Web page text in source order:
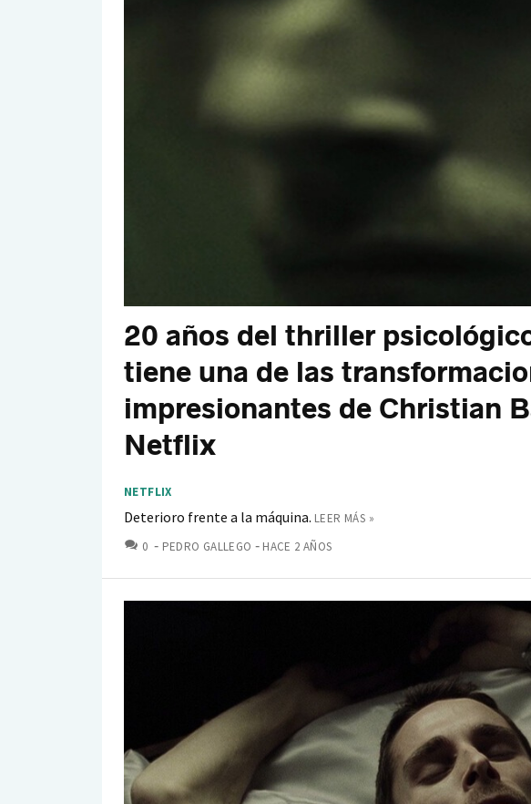
20 años del thriller
tiene una de las
impresionantes de Christian
Netflix
NETFLIX
Deterioro frente a la máquina. LEER MÁS »
0 COMENTARIOS
PEDRO GALLEGO HACE 2 AÑOS